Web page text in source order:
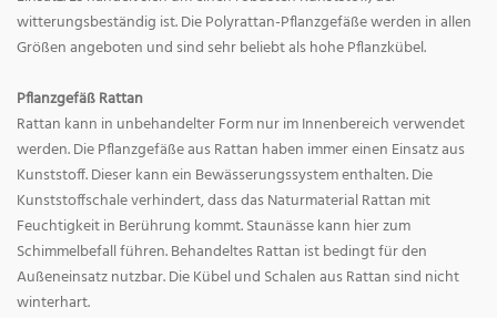
witterungsbeständig ist. Die Polyrattan-Pflanzgefäße werden in allen
Größen angeboten und sind sehr beliebt als hohe Pflanzkübel.
Pflanzgefäß Rattan
Rattan kann in unbehandelter Form nur im Innenbereich verwendet
werden. Die Pflanzgefäße aus Rattan haben immer einen Einsatz aus
Kunststoff. Dieser kann ein Bewässerungssystem enthalten. Die
Kunststoffschale verhindert, dass das Naturmaterial Rattan mit
Feuchtigkeit in Berührung kommt. Staunässe kann hier zum
Schimmelbefall führen. Behandeltes Rattan ist bedingt für den
Außeneinsatz nutzbar. Die Kübel und Schalen aus Rattan sind nicht
winterhart.